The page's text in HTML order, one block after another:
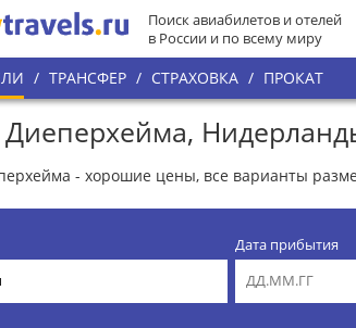
Поиск авиабилетов и отелей
в России и по всему миру
/ ТРАНСФЕР / СТРАХОВКА / ПРОКАТ
- хорошие цены, все варианты
Дата прибытия